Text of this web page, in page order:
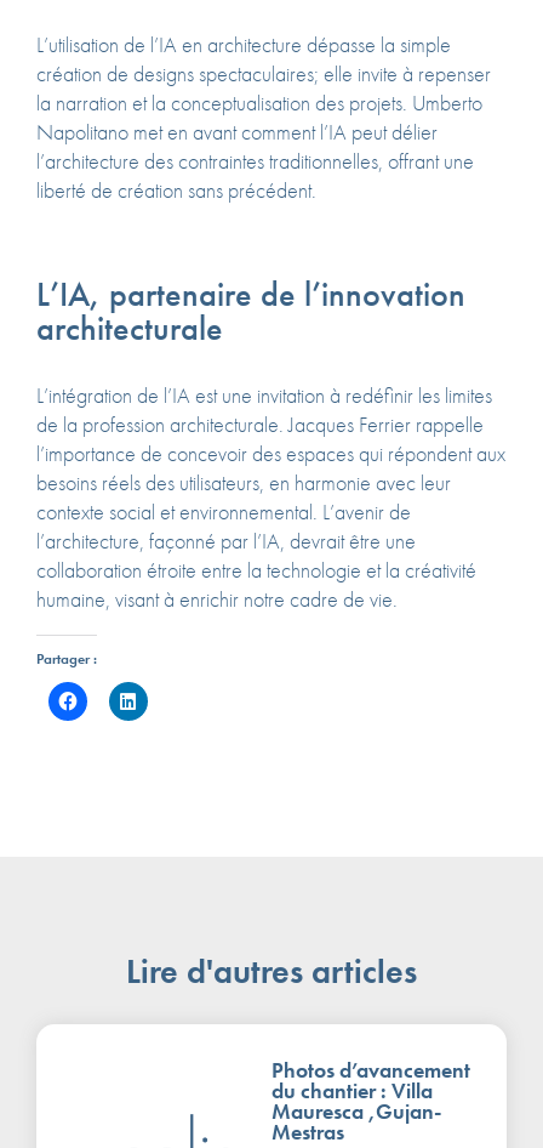
L’utilisation de l’IA en architecture dépasse la simple
création de designs spectaculaires; elle invite à repenser
la narration et la conceptualisation des projets. Umberto
Napolitano met en avant comment l’IA peut délier
l’architecture des contraintes traditionnelles, offrant une
liberté de création sans précédent.
L’IA, partenaire de l’innovation
architecturale
L’intégration de l’IA est une invitation à redéfinir les limites
de la profession architecturale. Jacques Ferrier rappelle
l’importance de concevoir des espaces qui répondent aux
besoins réels des utilisateurs, en harmonie avec leur
contexte social et environnemental. L’avenir de
l’architecture, façonné par l’IA, devrait être une
collaboration étroite entre la technologie et la créativité
humaine, visant à enrichir notre cadre de vie.
Partager :
Lire d'autres articles
Photos d’avancement
du chantier : Villa
Mauresca ,Gujan-
Mestras